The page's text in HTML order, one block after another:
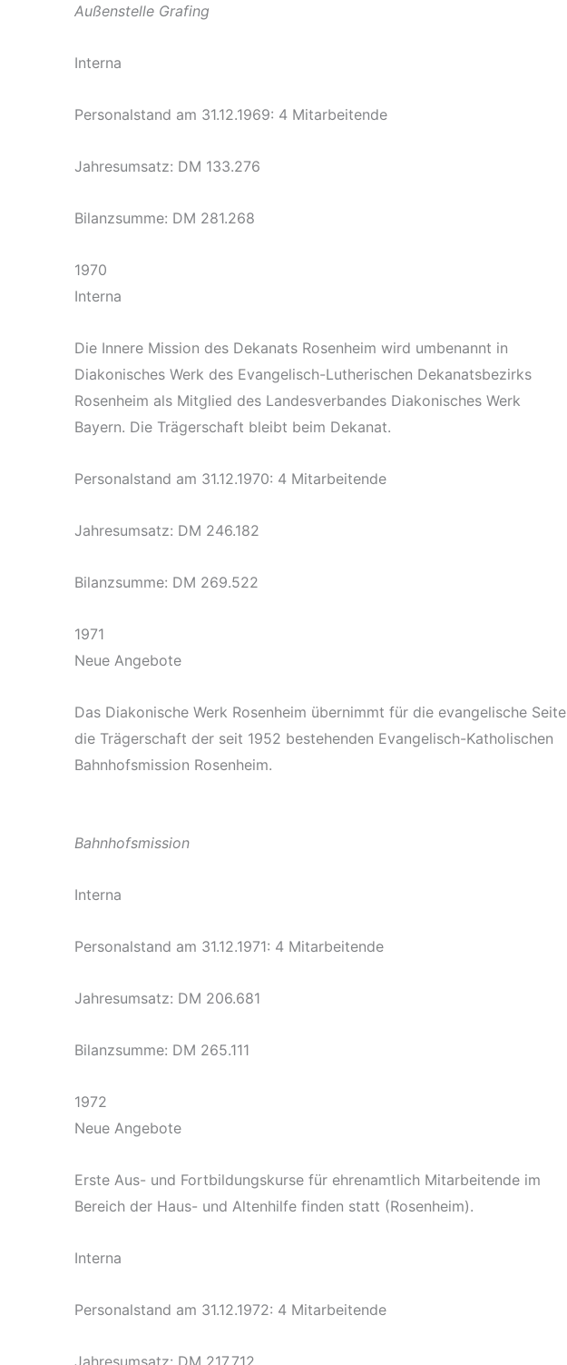
Außenstelle Grafing
Interna
Personalstand am 31.12.1969: 4 Mitarbeitende
Jahresumsatz: DM 133.276
Bilanzsumme: DM 281.268
1970
Interna
Die Innere Mission des Dekanats Rosenheim wird umbenannt in
Diakonisches Werk des Evangelisch-Lutherischen Dekanatsbezirks
Rosenheim als Mitglied des Landesverbandes Diakonisches Werk
Bayern. Die Trägerschaft bleibt beim Dekanat.
Personalstand am 31.12.1970: 4 Mitarbeitende
Jahresumsatz: DM 246.182
Bilanzsumme: DM 269.522
1971
Neue Angebote
Das Diakonische Werk Rosenheim übernimmt für die evangelische Seite
die Trägerschaft der seit 1952 bestehenden Evangelisch-Katholischen
Bahnhofsmission Rosenheim.
Bahnhofsmission
Interna
Personalstand am 31.12.1971: 4 Mitarbeitende
Jahresumsatz: DM 206.681
Bilanzsumme: DM 265.111
1972
Neue Angebote
Erste Aus- und Fortbildungskurse für ehrenamtlich Mitarbeitende im
Bereich der Haus- und Altenhilfe finden statt (Rosenheim).
Interna
Personalstand am 31.12.1972: 4 Mitarbeitende
Jahresumsatz: DM 217.712